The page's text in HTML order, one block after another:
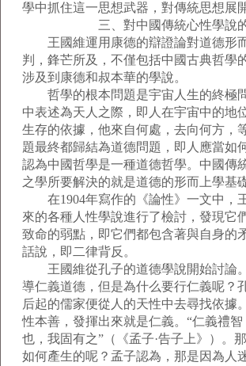
學中抓住這一思想武器，對傳統思想展
三、對中國傳統心性學說的
王國維運用康德的辯證論對道德形
判，鋒芒所及，不僅包括中國古典哲學
涉及到康德和叔本華的學說。
哲學的根本問題是宇宙人生的終極
中表述為天人之際，即人在宇宙中的地
生存的依據，他來自何處，去向何方，
題最終都歸結為道德問題，即人應當如
認為中國哲學是一種道德哲學。中國傳
之學所要解決的就是道德的形而上學基礎
在1904年寫作的《論性》一文中，
來的各種人性學說進行了檢討，發現它
致命的弱點，即它們都包含著與自身的
話說，即二律背反。
王國維從孔子的道德學說開始討論
導仁義道德，但是為什么要行仁義呢？
后起的儒家便從人的天性中去尋找依據
性本善，發揮出來就是仁義。“仁義禮
也，我固有之”（《孟子·告子上》）。
如何產生的呢？孟子認為，那是因為人